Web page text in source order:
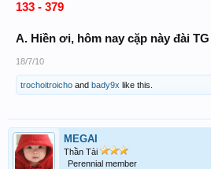
133 - 379
A. Hiền ơi, hôm nay cặp này đài
18/7/10
trochoitroicho and bady9x like this.
MEGAI
Thần Tài
Perennial member